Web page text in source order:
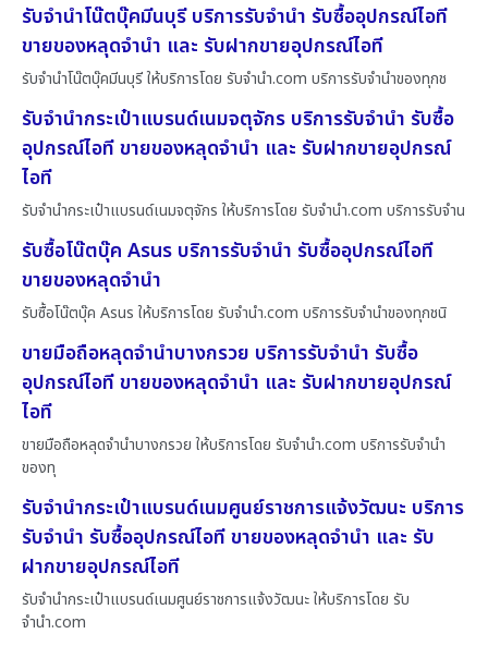
รับจำนำโน๊ตบุ๊คมีนบุรี บริการรับจำนำ รับซื้ออุปกรณ์ไอที
ขายของหลุดจำนำ และ รับฝากขายอุปกรณ์ไอที
รับจำนำโน๊ตบุ๊คมีนบุรี ให้บริการโดย รับจํานํา.com บริการรับจำนำของทุกช
รับจำนำกระเป๋าแบรนด์เนมจตุจักร บริการรับจำนำ รับซื้อ
อุปกรณ์ไอที ขายของหลุดจำนำ และ รับฝากขายอุปกรณ์
ไอที
รับจำนำกระเป๋าแบรนด์เนมจตุจักร ให้บริการโดย รับจํานํา.com บริการรับจำน
รับซื้อโน๊ตบุ๊ค Asus บริการรับจำนำ รับซื้ออุปกรณ์ไอที
ขายของหลุดจำนำ
รับซื้อโน๊ตบุ๊ค Asus ให้บริการโดย รับจํานํา.com บริการรับจำนำของทุกชนิ
ขายมือถือหลุดจำนำบางกรวย บริการรับจำนำ รับซื้อ
อุปกรณ์ไอที ขายของหลุดจำนำ และ รับฝากขายอุปกรณ์
ไอที
ขายมือถือหลุดจำนำบางกรวย ให้บริการโดย รับจํานํา.com บริการรับจำนำ
ของทุ
รับจำนำกระเป๋าแบรนด์เนมศูนย์ราชการแจ้งวัฒนะ บริการ
รับจำนำ รับซื้ออุปกรณ์ไอที ขายของหลุดจำนำ และ รับ
ฝากขายอุปกรณ์ไอที
รับจำนำกระเป๋าแบรนด์เนมศูนย์ราชการแจ้งวัฒนะ ให้บริการโดย รับ
จํานํา.com